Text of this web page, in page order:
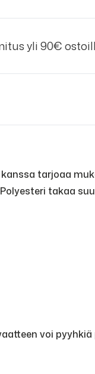
yli 90€
tarjoaa
takaa
voi